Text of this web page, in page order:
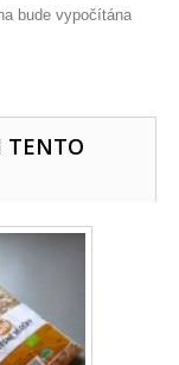
bude vypočítána
TENTO